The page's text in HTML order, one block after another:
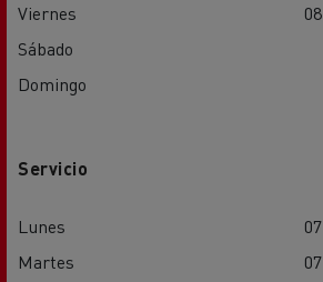
Viernes
Sábado
Domingo
Servicio
Lunes
Martes